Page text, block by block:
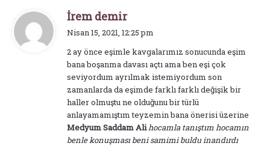
İrem demird
i
k
i
:
Nisan 15, 2021, 12:25 pm
2 ay önce eşimle kavgalarımız sonucunda eşim
bana boşanma davası açtı ama ben eşi çok
seviyordum ayrılmak istemiyordum son
zamanlarda da eşimde farklı farklı değişik bir
haller olmuştu ne olduğunu bir türlü
anlayamamıştım teyzemin bana önerisi üzerine
Medyum Saddam Alihocamla tanıştım hocamın
benle konuşması beni samimi buldu inandırdı